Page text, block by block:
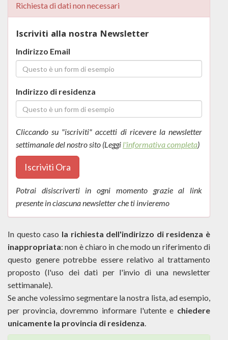
Richiesta di dati non necessari
Iscriviti alla nostra Newsletter
Indirizzo Email
Indirizzo di residenza
Cliccando su "iscriviti" accetti di ricevere la newsletter
settimanale del nostro sito (Leggi l'informativa completa)
Iscriviti Ora
Potrai disiscriverti in ogni momento grazie al link
presente in ciascuna newsletter che ti invieremo
In questo caso la richiesta dell'indirizzo di residenza è
inappropriata: non è chiaro in che modo un riferimento di
questo genere potrebbe essere relativo al trattamento
proposto (l'uso dei dati per l'invio di una newsletter
settimanale).
Se anche volessimo segmentare la nostra lista, ad esempio,
per provincia, dovremmo informare l'utente e chiedere
unicamente la provincia di residenza.